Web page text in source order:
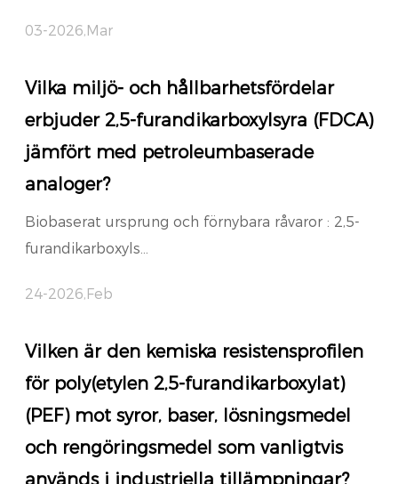
03-2026,Mar
Vilka miljö- och hållbarhetsfördelar
erbjuder 2,5-furandikarboxylsyra (FDCA)
jämfört med petroleumbaserade
analoger?
Biobaserat ursprung och förnybara råvaror : 2,5-
furandikarboxyls...
24-2026,Feb
Vilken är den kemiska resistensprofilen
för poly(etylen 2,5-furandikarboxylat)
(PEF) mot syror, baser, lösningsmedel
och rengöringsmedel som vanligtvis
används i industriella tillämpningar?